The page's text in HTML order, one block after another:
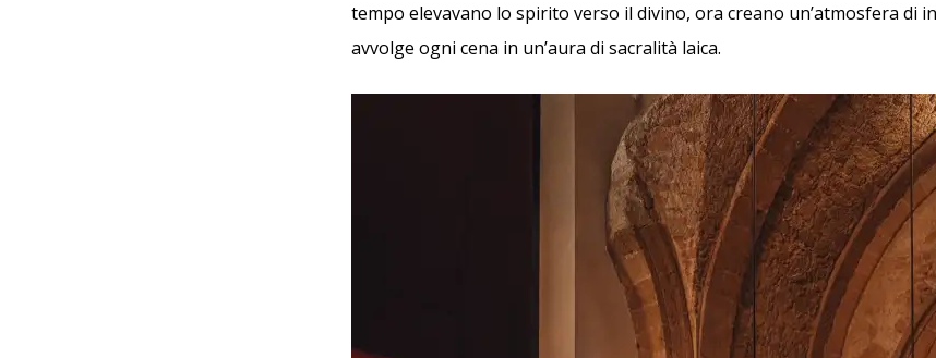
tempo elevavano lo spirito verso il divino, ora creano un’atmosfera di
avvolge ogni cena in un’aura di sacralità laica.